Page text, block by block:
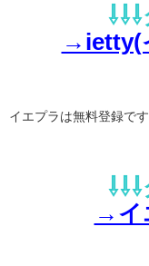
→ietty(
イエプラは無料登録で
→イ